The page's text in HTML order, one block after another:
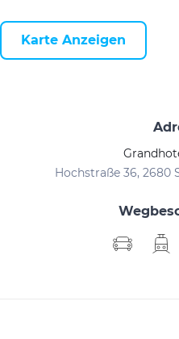
Karte Anzeigen
Hochstraße 36, 2680